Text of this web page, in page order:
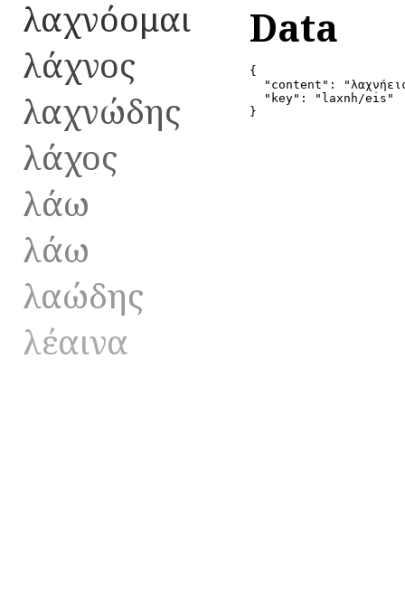
λαχνόομαι
λάχνος
λαχνώδης
λάχος
λάω
λάω
λαώδης
λέαινα
Data
{
"content":
  "key": "laxnh/eis"
}